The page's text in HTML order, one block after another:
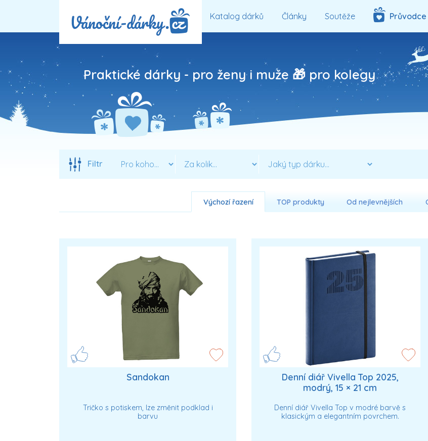
Katalog dárků Články Soutěže
Praktické dárky - pro ženy i muže 🎁 pro kolegy
Filtr
Výchozí řazení TOP produkty Od nejlevnějších
Sandokan
Tričko s potiskem, lze změnit podklad i
barvu
Denní diář Vivella Top 2025,
modrý, 15 × 21 cm
Denní diář Vivella Top v modré barvě s
klasickým a elegantním povrchem.